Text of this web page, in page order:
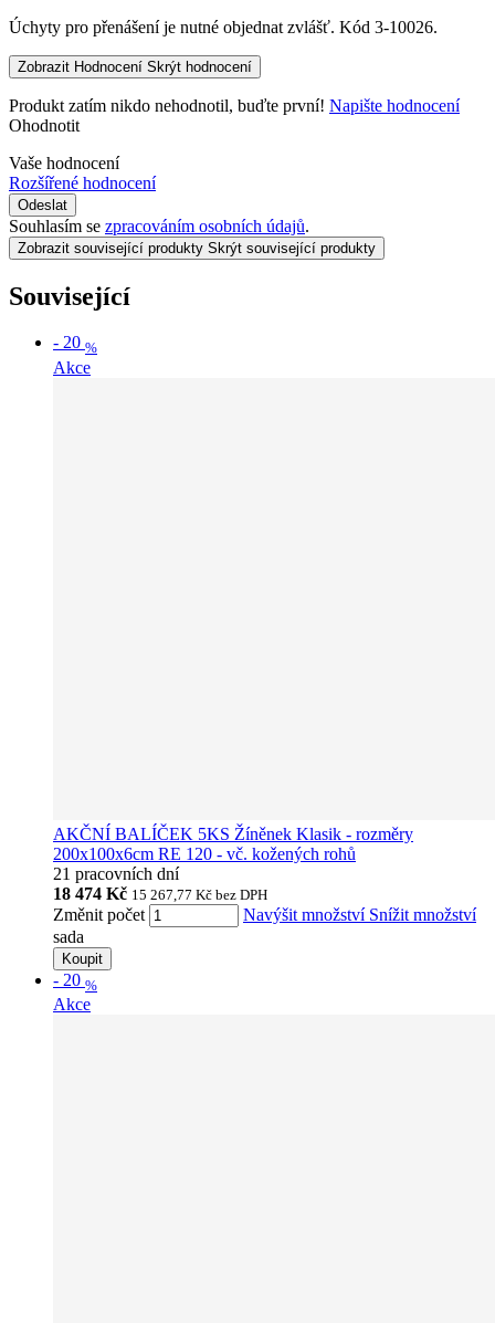
Úchyty pro přenášení je nutné objednat zvlášť. Kód 3-10026.
Zobrazit Hodnocení Skrýt hodnocení
Produkt zatím nikdo nehodnotil, buďte první! Napište hodnocení
Ohodnotit
Vaše hodnocení
Rozšířené hodnocení
Odeslat
Souhlasím se zpracováním osobních údajů.
Zobrazit související produkty Skrýt související produkty
Související
- 20 %
Akce
AKČNÍ BALÍČEK 5KS Žíněnek Klasik - rozměry
200x100x6cm RE 120 - vč. kožených rohů
21 pracovních dní
18 474 Kč 15 267,77 Kč bez DPH
Změnit počet Navýšit množství Snížit množství
sada
Koupit
- 20 %
Akce